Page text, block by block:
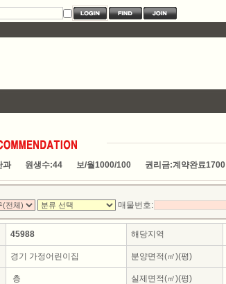
과 원생수:44 보/월1000/100 권리금:계약완료1700
매물번호:
45988 해당지역
경기 가정어린이집 분양면적(㎡)(평)
층 실제면적(㎡)(평)